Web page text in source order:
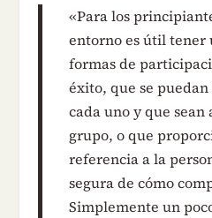
«Para los
entorno es útil tener
formas de
éxito, que se
cada uno y que
grupo, o que
referencia a la
segura de cómo
Simplemente un